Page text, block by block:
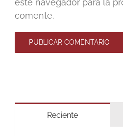
este navegador para la
comente.
Reciente